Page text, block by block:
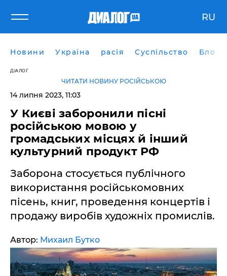
RU
Новини Україна расія Суспільство Блоги
ДІАЛОГ
ЧИТАТИ НОВИНУ РОСІЙСЬКОЮ
14 липня 2023, 11:03
У Києві заборонили пісні
російською мовою у
громадських місцях й інший
культурний продукт РФ
Заборона стосується публічного
використання російськомовних
пісень, книг, проведення концертів і
продажу виробів художніх промислів.
Автор: Михаил Бутко